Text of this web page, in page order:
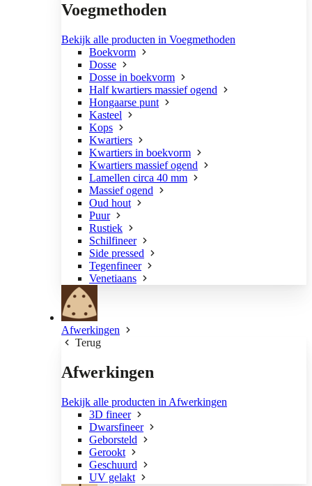
Voegmethoden
Bekijk alle producten in Voegmethoden
Boekvorm
Dosse
Dosse in boekvorm
Half kwartiers massief ogend
Hongaarse punt
Kasteel
Kops
Kwartiers
Kwartiers in boekvorm
Kwartiers massief ogend
Lamellen circa 40 mm
Massief ogend
Oud hout
Puur
Rustiek
Schilfineer
Side pressed
Tegenfineer
Venetiaans
Afwerkingen
Terug
Afwerkingen
Bekijk alle producten in Afwerkingen
3D fineer
Dwarsfineer
Geborsteld
Gerookt
Geschuurd
UV gelakt